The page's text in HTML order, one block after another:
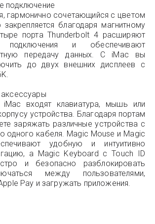
подключение
гармонично сочетающийся с цветом
закрепляется благодаря магнитному
порта Thunderbolt 4 расширяют
подключения и обеспечивают
передачу данных. С iMac вы
до двух внешних дисплеев с
входят клавиатура, мышь или
устройства. Благодаря портам
заряжать различные устройства с
одного кабеля. Magic Mouse и Magic
удобную и интуитивно
а Magic Keyboard с Touch ID
и безопасно разблокировать
между пользователями,
Pay и загружать приложения.